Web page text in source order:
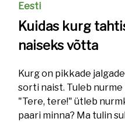
Eesti
Kuidas kurg
naiseks võtta
Kurg on pikkade
sorti naist. Tuleb
"Tere, tere!" ütleb
paari minna? Ma tulin